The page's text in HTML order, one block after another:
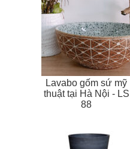
Lavabo gốm sứ mỹ
thuật tại Hà Nội - LS
88